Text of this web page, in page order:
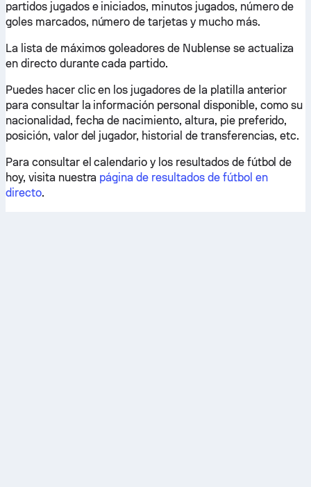
partidos jugados e iniciados, minutos jugados, número de
goles marcados, número de tarjetas y mucho más.
La lista de máximos goleadores de Nublense se actualiza
en directo durante cada partido.
Puedes hacer clic en los jugadores de la platilla anterior
para consultar la información personal disponible, como su
nacionalidad, fecha de nacimiento, altura, pie preferido,
posición, valor del jugador, historial de transferencias, etc.
Para consultar el calendario y los resultados de fútbol de
hoy, visita nuestra página de resultados de fútbol en
directo.